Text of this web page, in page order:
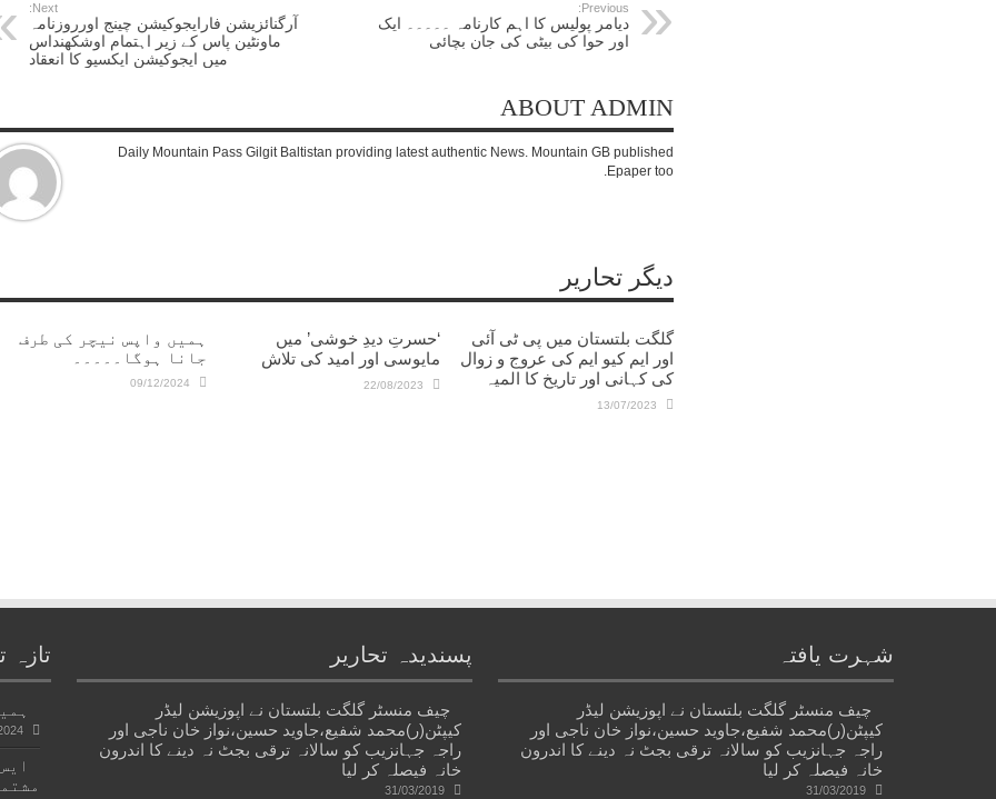
Previous:
دیامر پولیس کا اہم کارنامہ ۔۔۔۔۔ ایک
اور حوا کی بیٹی کی جان بچائی
Next:
آرگنائزیشن فارایجوکیشن چینج اورروزنامہ
ماونٹین پاس کے زیر اہتمام اوشکھنداس
میں ایجوکیشن ایکسپو کا انعقاد
ABOUT ADMIN
Daily Mountain Pass Gilgit Baltistan providing latest authentic News. Mountain GB published
Epaper too.
دیگر تحاریر
ہمیں واپس نیچر کی طرف
جانا ہوگا۔۔۔۔۔
09/12/2024
‘حسرتِ دیدِ خوشی’ میں
مایوسی اور امید کی تلاش‎
22/08/2023
گلگت بلتستان میں پی ٹی آئی
اور ایم کیو ایم کی عروج و زوال
کی کہانی اور تاریخ کا المیہ
13/07/2023
شہرت یافتہ
چیف منسٹر گلگت بلتستان نے اپوزیشن لیڈر
کیپٹن(ر)محمد شفیع،جاوید حسین،نواز خان ناجی اور
راجہ جہانزیب کو سالانہ ترقی بجٹ نہ دینے کا اندرون
خانہ فیصلہ کر لیا
31/03/2019
پسندیدہ تحاریر
چیف منسٹر گلگت بلتستان نے اپوزیشن لیڈر
کیپٹن(ر)محمد شفیع،جاوید حسین،نواز خان ناجی اور
راجہ جہانزیب کو سالانہ ترقی بجٹ نہ دینے کا اندرون
خانہ فیصلہ کر لیا
31/03/2019
تازہ